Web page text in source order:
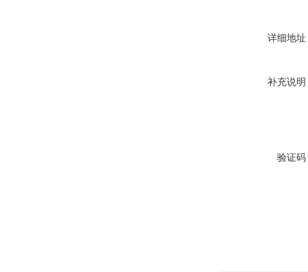
详细地址
补充说明
验证码